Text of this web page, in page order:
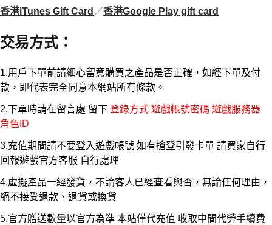
香港iTunes Gift Card ／香港Google Play gift card
交易方式：
1.用戶下單前請細心留意購買之產品是否正確，如經下單及付
款，即代表完全同意本網站所有條款。
2.下單時請在留言處 留下 登錄方式 遊戲帳號密碼 遊戲服務器
角色ID
3.充值期間請不要登入遊戲帳號 如有搶登引發卡單 請買家自行
回報遊戲官方客服 自行處理
4.虛擬產品一經發貨，不論客人已經查看與否，無論任何理由，
絕不接受退款、退貨或換貨
5.官方贈送數量以官方為準 本站僅代充值 收取中間代勞手續費